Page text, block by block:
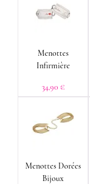
Menottes
Infirmière
Prix
34,90 €
Menottes Dorées
Bijoux